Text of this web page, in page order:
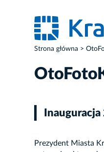
Strona główna
Prezydent Miasta